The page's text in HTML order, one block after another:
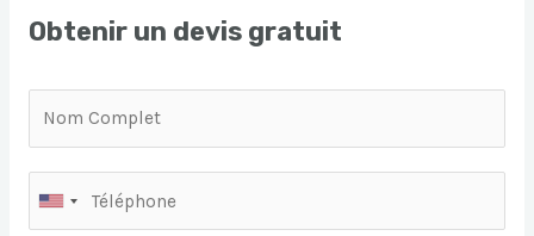
Obtenir un devis gratuit